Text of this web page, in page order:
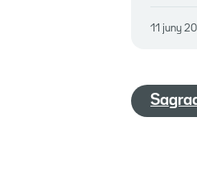
11 juny